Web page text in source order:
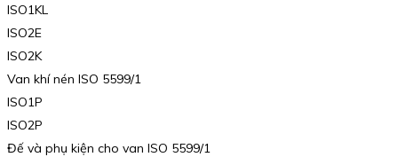
ISO1KL
ISO2E
ISO2K
Van khí nén ISO 5599/1
ISO1P
ISO2P
Đế và phụ kiện cho van ISO 5599/1